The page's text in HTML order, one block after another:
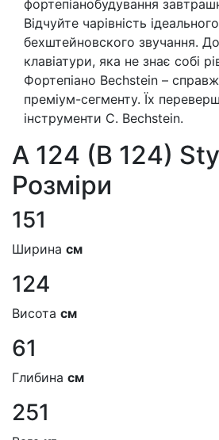
фортепіанобудування
Відчуйте чарівність ідеального
бехштейновского звучання.
клавіатури, яка не знає собі
Фортепiано Bechstein –
преміум-сегменту. Їх
інструменти C. Bechstein.
A 124 (B 124)
Розмiри
151
Ширина см
124
Висота см
61
Глибина см
251